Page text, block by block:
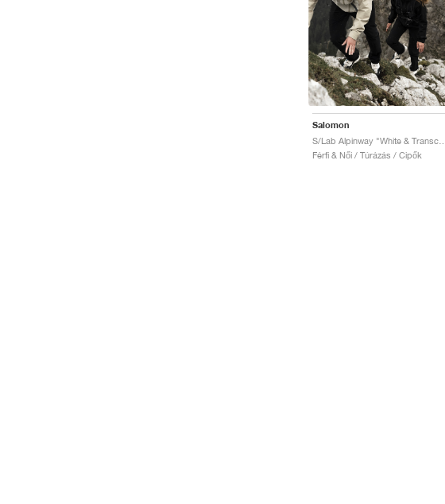
Salomon
Férfi & Női / Túrázás / Cipők